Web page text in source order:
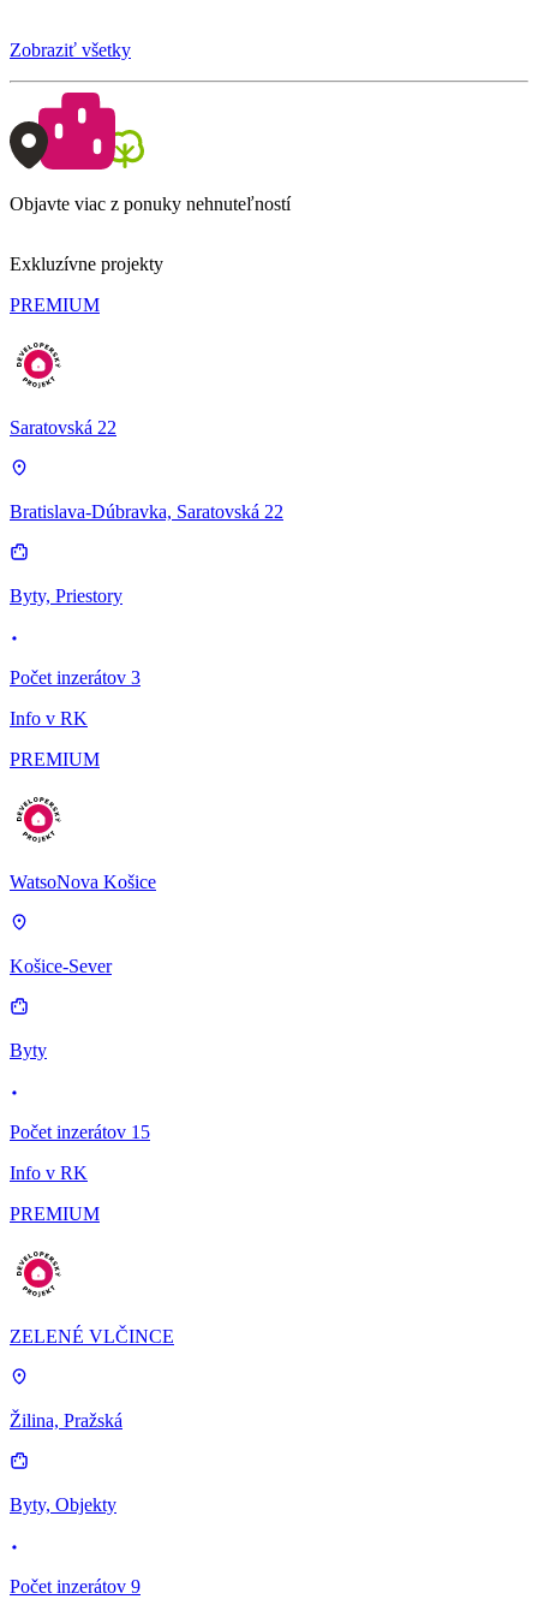
Zobraziť všetky
Objavte viac z ponuky nehnuteľností
Exkluzívne projekty
PREMIUM
Saratovská 22
Bratislava-Dúbravka, Saratovská 22
Byty, Priestory
Počet inzerátov 3
Info v RK
PREMIUM
WatsoNova Košice
Košice-Sever
Byty
Počet inzerátov 15
Info v RK
PREMIUM
ZELENÉ VLČINCE
Žilina, Pražská
Byty, Objekty
Počet inzerátov 9